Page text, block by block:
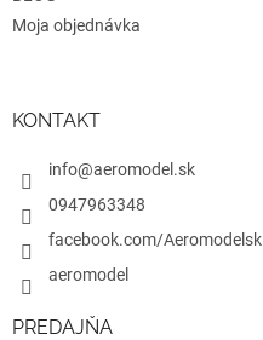
Moja objednávka
KONTAKT
info@aeromodel.sk
0947963348
facebook.com/Aeromodelsk
aeromodel
PREDAJŇA